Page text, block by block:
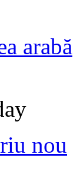
arabă
nou